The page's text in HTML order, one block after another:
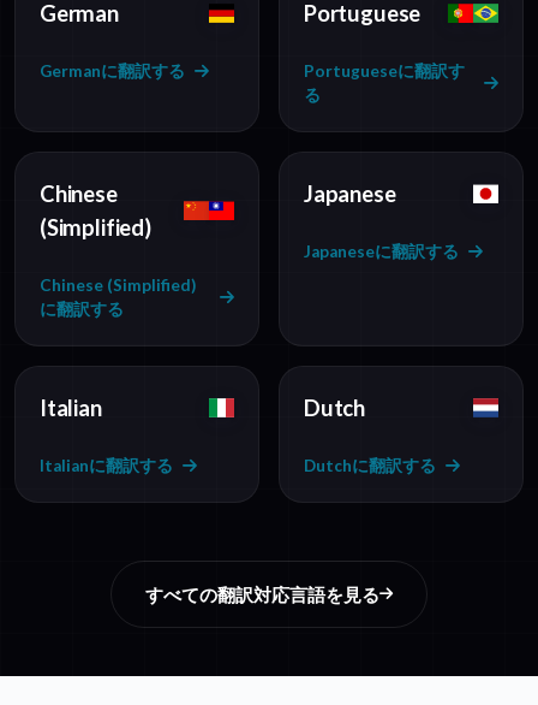
German
Germanに翻訳する
Portuguese
Portugueseに翻訳す
る
Chinese
(Simplified)
Chinese (Simplified)
に翻訳する
Japanese
Japaneseに翻訳する
Italian
Italianに翻訳する
Dutch
Dutchに翻訳する
すべての翻訳対応言語を見る